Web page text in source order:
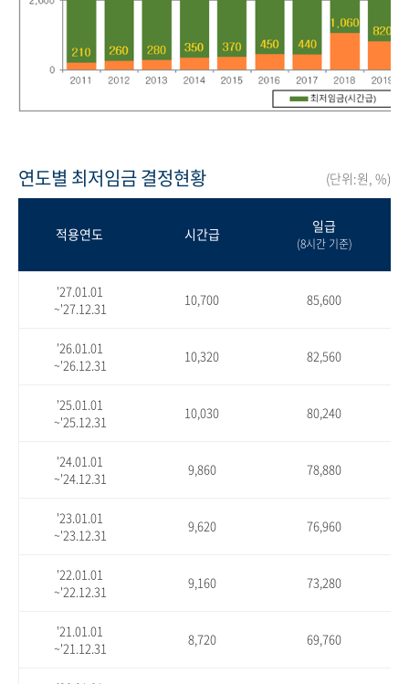
연도별 최저임금 결정현황 (단위:원, %)
적용연도 시간급 일급
(8시간 기준)
'27.01.01
~'27.12.31
10,700 85,600
'26.01.01
~'26.12.31
10,320 82,560
'25.01.01
~'25.12.31
10,030 80,240
'24.01.01
~'24.12.31
9,860 78,880
'23.01.01
~'23.12.31
9,620 76,960
'22.01.01
~'22.12.31
9,160 73,280
'21.01.01
~'21.12.31
8,720 69,760